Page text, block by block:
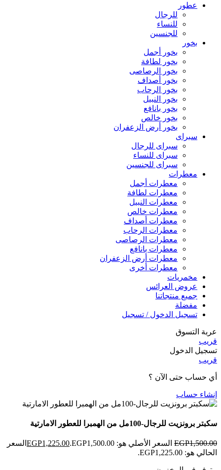
عطور
للرجال
للنساء
للجنسين
بخور
بخور أجمل
بخور لطافة
بخور الرصاصى
بخور أصداف
بخور الرحاب
بخور النبيل
بخور بانافع
بخور خالص
بخور أرض الزعفران
سبراى
سبراى للرجال
سبراى للنساء
سبراى للجنسين
معطرات
معطرات أجمل
معطرات لطافة
معطرات النبيل
معطرات خالص
معطرات أصداف
معطرات الرحاب
معطرات الرصاصى
معطرات بانافع
معطرات أرض الزعفران
معطرات أخرى
مخمريات
عروض العرائس
جميع منتجاتنا
مفضلة
تسجيل الدخول / تسجيل
عربة التسوق
قريب
تسجيل الدخول
قريب
أي حساب حتى الآن ؟
إنشاء حساب
سكبتر برونزيت للرجال-100مل من الهمبرا للعطور الامارتية
EGP1,500.00 السعر الأصلي هو: EGP1,500.00. EGP1,225.00
السعر
الحالي هو: EGP1,225.00.